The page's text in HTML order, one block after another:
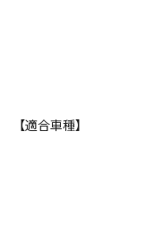
【適合車種】